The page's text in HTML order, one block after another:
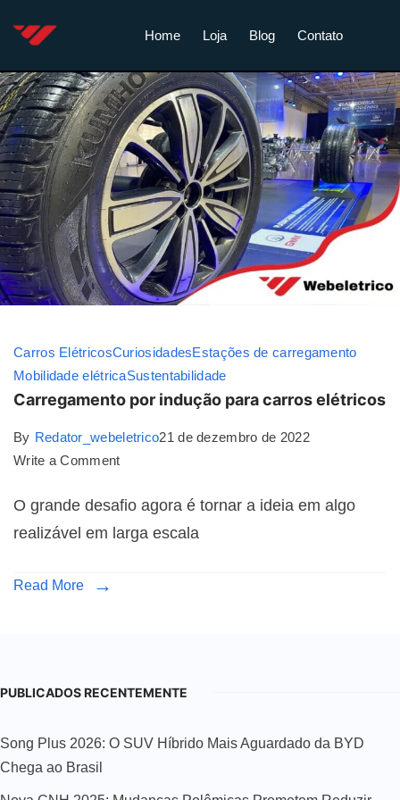
Home Loja Blog Contato
Carros ElétricosCuriosidadesEstações de carregamento
Mobilidade elétricaSustentabilidade
Carregamento por indução para carros elétricos
By Redator_webeletrico21 de dezembro de 2022
Write a Comment
O grande desafio agora é tornar a ideia em algo
realizável em larga escala
Read More
PUBLICADOS RECENTEMENTE
Song Plus 2026: O SUV Híbrido Mais Aguardado da BYD
Chega ao Brasil